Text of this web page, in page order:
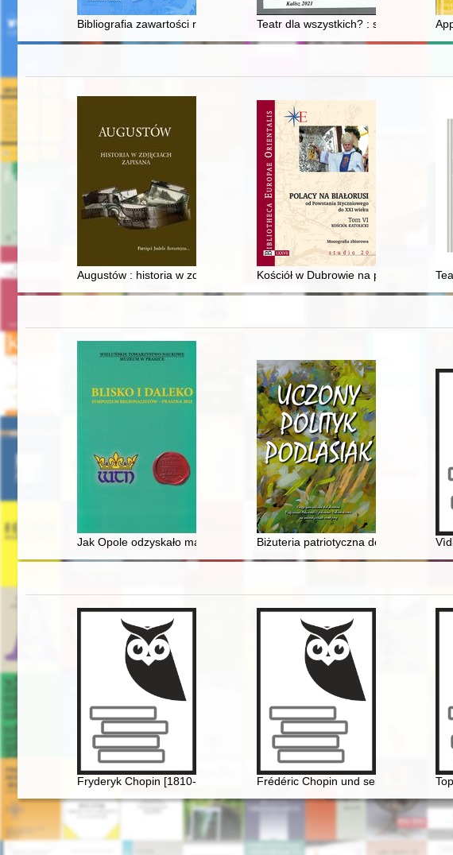
Bibliografia zawartości rocznika Kutnowskie Zeszyty Regionalne : tomy I-
Teatr dla wszystkich? : spór o rolę
Augustów : historia w zdjęciach zapisanaKościół w Dubrowie na
Jak Opole odzyskało malowidło Władysława PoczątkaBiżuteria patriotyczna doby Powstania
Fryderyk Chopin [1810-1949] Frédéric Chopin und seine Zeit